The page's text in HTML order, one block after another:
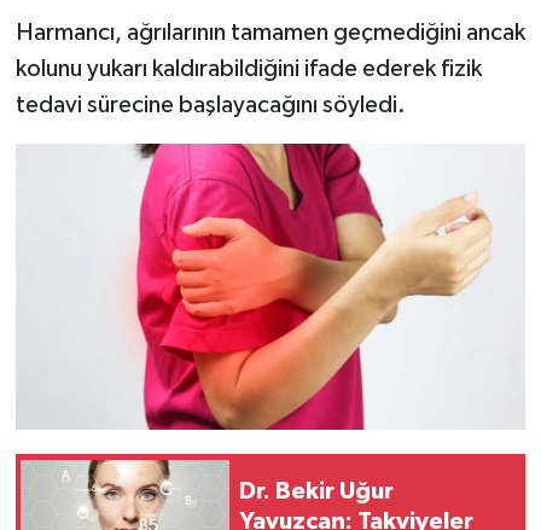
Harmancı, ağrılarının tamamen geçmediğini ancak
kolunu yukarı kaldırabildiğini ifade ederek fizik
tedavi sürecine başlayacağını söyledi.
Dr. Bekir Uğur
Yavuzcan: Takviyeler